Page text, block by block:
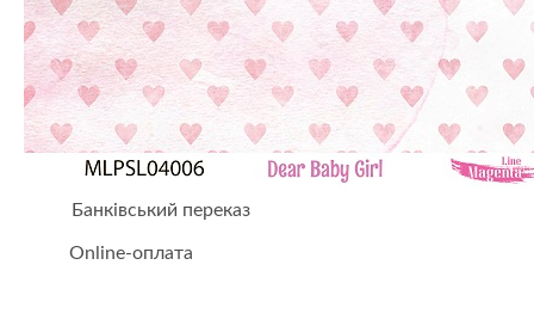
При замовленні від 1000 ₴ - безкоштовно
Оплата
Готівкою
Банківський переказ
Online-оплата